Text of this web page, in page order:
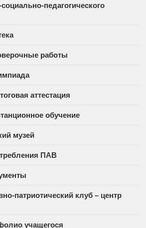
педагогического
работы
аттестация
обучение
музей
ПАВ
патриотический клуб – центр
учащегося